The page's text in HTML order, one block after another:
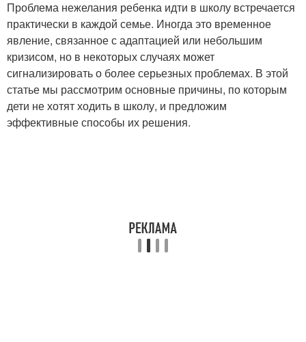
Проблема нежелания ребенка идти в школу встречается
практически в каждой семье. Иногда это временное
явление, связанное с адаптацией или небольшим
кризисом, но в некоторых случаях может
сигнализировать о более серьезных проблемах. В этой
статье мы рассмотрим основные причины, по которым
дети не хотят ходить в школу, и предложим
эффективные способы их решения.